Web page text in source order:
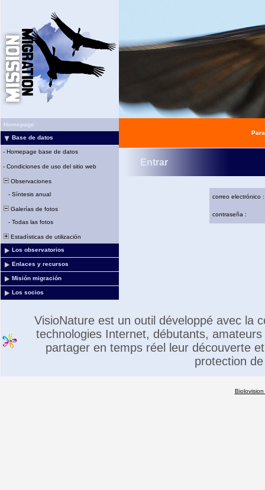
Homepage
Base de datos
- Homepage base de datos
- Condiciones de uso del sitio web
Observaciones
- Síntesis anual
Galerías de fotos
- Todas las fotos
Estadísticas de utilización
Los observatorios
Enlaces y recursos
Misión migración
Los socios
Entrar
correo electrónico :
contraseña :
VisioNature est un outil développé avec la
technologies Internet, débutants,
partager en temps réel leur découverte
protection
Biolovision